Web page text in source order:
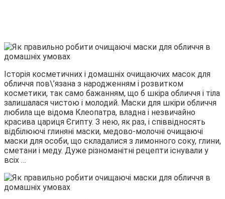
Історія косметичних і домашніх очищаючих масок для
обличчя пов\’язана з народженням і розвитком
косметики, так само бажанням, що б шкіра обличчя і тіла
залишалася чистою і молодий. Маски для шкіри обличчя
любила ще відома Клеопатра, владна і незвичайно
красива цариця Єгипту. З нею, як раз, і співвідносять
відбілюючі глиняні маски, медово-молочні очищаючі
маски для особи, що складалися з лимонного соку, глини,
сметани і меду. Дуже різноманітні рецепти існували у
всіх …